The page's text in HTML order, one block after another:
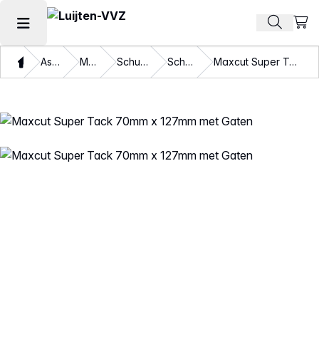
Hoofdmenu openen Zoek
ThuisAssortiment Materialen Schuurmaterialen Schuurschijven Maxcut Super Tack 70mm x 127mm met Gaten